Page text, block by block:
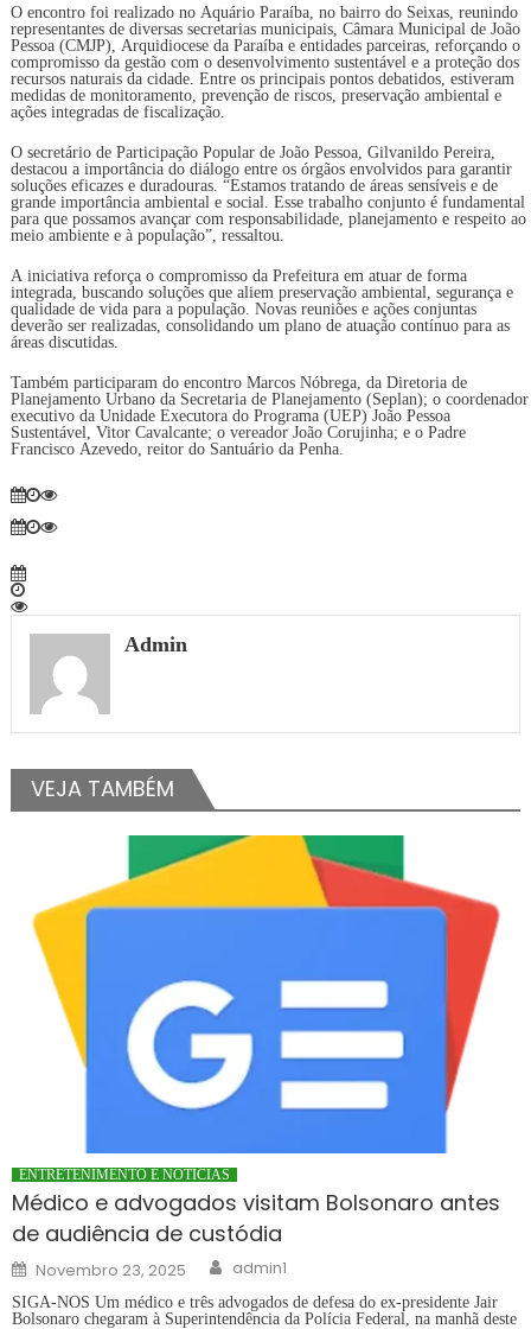
O encontro foi realizado no Aquário Paraíba, no bairro do Seixas, reunindo
representantes de diversas secretarias municipais, Câmara Municipal de João
Pessoa (CMJP), Arquidiocese da Paraíba e entidades parceiras, reforçando o
compromisso da gestão com o desenvolvimento sustentável e a proteção dos
recursos naturais da cidade. Entre os principais pontos debatidos, estiveram
medidas de monitoramento, prevenção de riscos, preservação ambiental e
ações integradas de fiscalização.
O secretário de Participação Popular de João Pessoa, Gilvanildo Pereira,
destacou a importância do diálogo entre os órgãos envolvidos para garantir
soluções eficazes e duradouras. “Estamos tratando de áreas sensíveis e de
grande importância ambiental e social. Esse trabalho conjunto é fundamental
para que possamos avançar com responsabilidade, planejamento e respeito ao
meio ambiente e à população”, ressaltou.
A iniciativa reforça o compromisso da Prefeitura em atuar de forma
integrada, buscando soluções que aliem preservação ambiental, segurança e
qualidade de vida para a população. Novas reuniões e ações conjuntas
deverão ser realizadas, consolidando um plano de atuação contínuo para as
áreas discutidas.
Também participaram do encontro Marcos Nóbrega, da Diretoria de
Planejamento Urbano da Secretaria de Planejamento (Seplan); o coordenador
executivo da Unidade Executora do Programa (UEP) João Pessoa
Sustentável, Vitor Cavalcante; o vereador João Corujinha; e o Padre
Francisco Azevedo, reitor do Santuário da Penha.
Admin
VEJA TAMBÉM
ENTRETENIMENTO E NOTÍCIAS
Médico e advogados visitam Bolsonaro antes
de audiência de custódia
Posted
on
Novembro 23, 2025 Author
admin1
SIGA-NOS Um médico e três advogados de defesa do ex-presidente Jair
Bolsonaro chegaram à Superintendência da Polícia Federal, na manhã deste